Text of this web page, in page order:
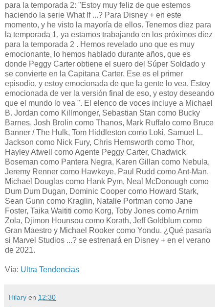
para la temporada 2: "Estoy muy feliz de que estemos
haciendo la serie What If ...? Para Disney + en este
momento, y he visto la mayoría de ellos. Tenemos diez para
la temporada 1, ya estamos trabajando en los próximos diez
para la temporada 2 . Hemos revelado uno que es muy
emocionante, lo hemos hablado durante años, que es
donde Peggy Carter obtiene el suero del Súper Soldado y
se convierte en la Capitana Carter. Ese es el primer
episodio, y estoy emocionada de que la gente lo vea. Estoy
emocionada de ver la versión final de eso, y estoy deseando
que el mundo lo vea ". El elenco de voces incluye a Michael
B. Jordan como Killmonger, Sebastian Stan como Bucky
Barnes, Josh Brolin como Thanos, Mark Ruffalo como Bruce
Banner / The Hulk, Tom Hiddleston como Loki, Samuel L.
Jackson como Nick Fury, Chris Hemsworth como Thor,
Hayley Atwell como Agente Peggy Carter, Chadwick
Boseman como Pantera Negra, Karen Gillan como Nebula,
Jeremy Renner como Hawkeye, Paul Rudd como Ant-Man,
Michael Douglas como Hank Pym, Neal McDonough como
Dum Dum Dugan, Dominic Cooper como Howard Stark,
Sean Gunn como Kraglin, Natalie Portman como Jane
Foster, Taika Waititi como Korg, Toby Jones como Arnim
Zola, Djimon Hounsou como Korath, Jeff Goldblum como
Gran Maestro y Michael Rooker como Yondu. ¿Qué pasaría
si Marvel Studios ...? se estrenará en Disney + en el verano
de 2021.
Vía: Ultra Tendencias
Hilary en 12:30